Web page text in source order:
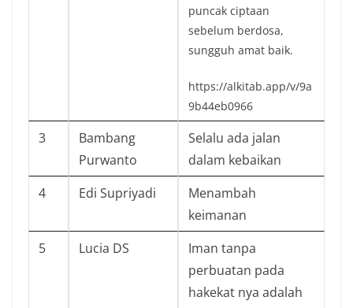
puncak ciptaan
sebelum berdosa,
sungguh amat baik.
https://alkitab.app/v/9a
9b44eb0966
3
Bambang
Purwanto
Selalu ada jalan
dalam kebaikan
4
Edi Supriyadi
Menambah
keimanan
5
Lucia DS
Iman tanpa
perbuatan pada
hakekat nya adalah